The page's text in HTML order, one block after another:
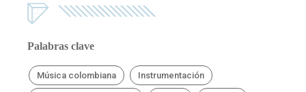
Palabras clave
Música colombiana Instrumentación